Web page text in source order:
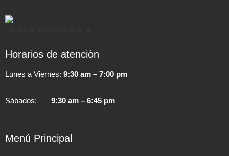
Horarios de atención
Lunes a Viernes: 9:30 am – 7:00 pm
Sábados: 9:30 am – 6:45 pm
Menú Principal